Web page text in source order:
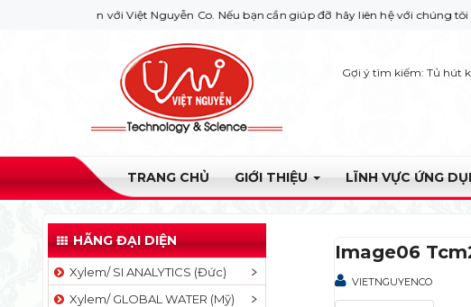
bạn đến với Việt Nguyễn Co. Nếu bạn cần giúp đỡ hãy liên hệ với chúng tôi qua
Gợi ý tìm kiếm: Tủ hút
TRANG CHỦ GIỚI THIỆU LĨNH VỰC ỨNG
Image06
VIETNGUYENCO
HÃNG ĐẠI DIỆN
Xylem/ SI ANALYTICS (Đức)
Xylem/ GLOBAL WATER (Mỹ)